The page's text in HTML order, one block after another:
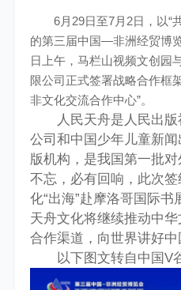
6月29日至7月2日，以“
的第三届中国—非洲经贸博
日上午，马栏山视频文创园
限公司正式签署战略合作框
非文化交流合作中心”。
人民天舟是人民出版
公司和中国少年儿童新
版机构，是我国第一批
不忘，必有回响，此次
化“出海”赴摩洛哥国际书
天舟文化将继续推动中
合作渠道，向世界讲好中
以下图文转自中国V